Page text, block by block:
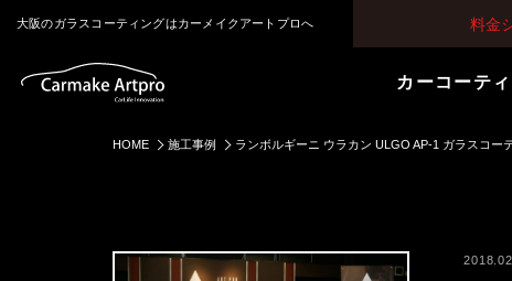
大阪のガラスコーティングはカーメイクアートプロへ 料金
カーコーテ
HOME 施工事例 ランボルギーニ ウラカン ULGO AP-1 ガラスコー